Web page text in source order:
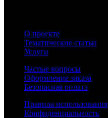
О проекте
Тематические статьи
Услуги
Частые вопросы
Оформление заказа
Безопасная оплата
Правила использования
Конфиденциальность